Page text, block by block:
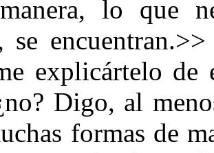
lo que
se
explicártelo
Digo, al
formas de